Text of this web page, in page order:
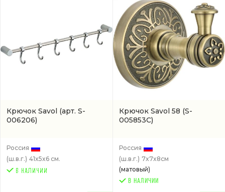
Крючок Savol (арт. S-
006206)
Россия
(ш.в.г.) 41x5x6 см.
Крючок Savol 58 (S-
005853C)
Россия
(ш.в.г.) 7x7x8см
(матовый)
В НАЛИЧИИ